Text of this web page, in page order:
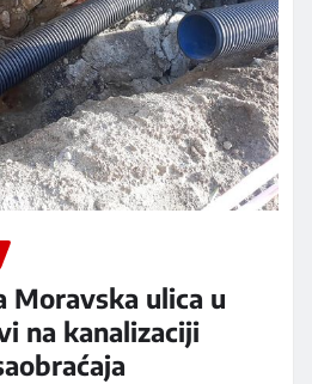
Moravska ulica u
na kanalizaciji